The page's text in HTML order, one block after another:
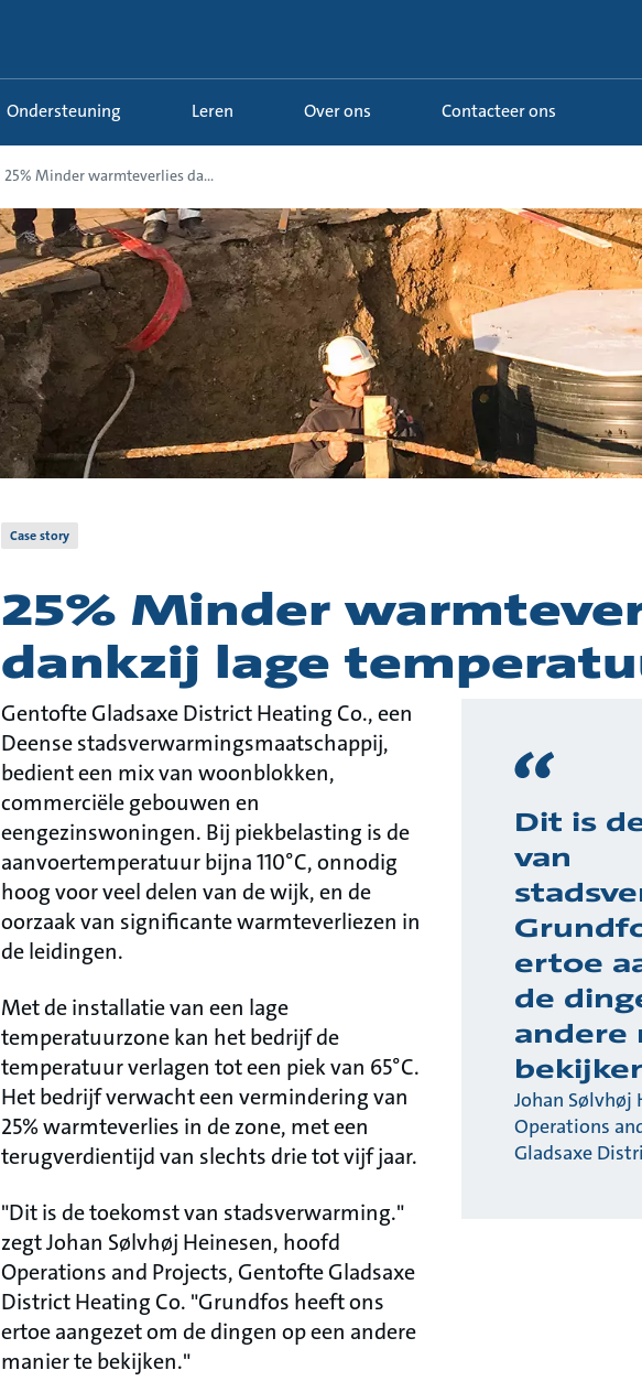
Ondersteuning Leren Over ons Contacteer ons
25% Minder warmteverlies da...
Case story
25% Minder
dankzij lage
Dit is
van
ertoe
de
andere
Johan Sølvhøj
Operations
Gladsaxe
Gentofte Gladsaxe District Heating Co., een
Deense stadsverwarmingsmaatschappij,
bedient een mix van woonblokken,
commerciële gebouwen en
eengezinswoningen. Bij piekbelasting is de
aanvoertemperatuur bijna 110°C, onnodig
hoog voor veel delen van de wijk, en de
oorzaak van significante warmteverliezen in
de leidingen.
Met de installatie van een lage
temperatuurzone kan het bedrijf de
temperatuur verlagen tot een piek van 65°C.
Het bedrijf verwacht een vermindering van
25% warmteverlies in de zone, met een
terugverdientijd van slechts drie tot vijf jaar.
"Dit is de toekomst van stadsverwarming."
zegt Johan Sølvhøj Heinesen, hoofd
Operations and Projects, Gentofte Gladsaxe
District Heating Co. "Grundfos heeft ons
ertoe aangezet om de dingen op een andere
manier te bekijken."